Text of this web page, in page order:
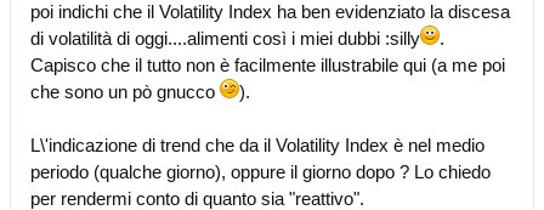
poi indichi che il Volatility Index ha ben evidenziato la discesa
di volatilità di oggi....alimenti così i miei dubbi :silly
.
Capisco che il tutto non è facilmente illustrabile qui (a me poi
che sono un pò gnucco
).
L\'indicazione di trend che da il Volatility Index è nel medio
periodo (qualche giorno), oppure il giorno dopo ? Lo chiedo
per rendermi conto di quanto sia "reattivo".